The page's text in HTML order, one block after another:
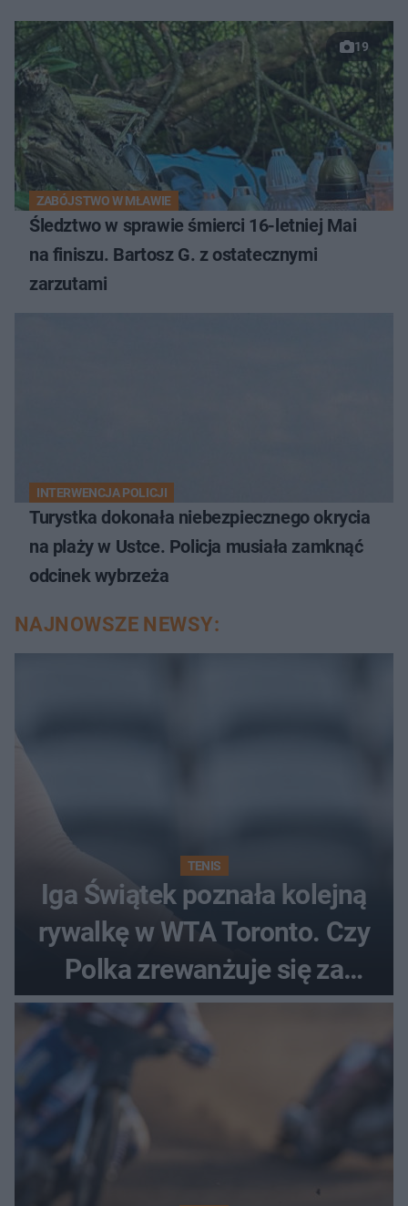
19
ZABÓJSTWO W MŁAWIE
Śledztwo w sprawie śmierci 16-letniej Mai
na finiszu. Bartosz G. z ostatecznymi
zarzutami
INTERWENCJA POLICJI
Turystka dokonała niebezpiecznego okrycia
na plaży w Ustce. Policja musiała zamknąć
odcinek wybrzeża
NAJNOWSZE NEWSY:
TENIS
Iga Świątek poznała kolejną
rywalkę w WTA Toronto. Czy
Polka zrewanżuje się za
ostatnią porażkę?